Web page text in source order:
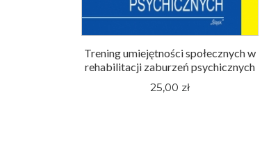
Trening umiejętności społecznych w
rehabilitacji zaburzeń psychicznych
25,00 zł